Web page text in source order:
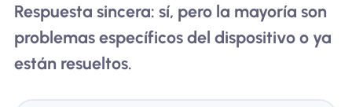
Respuesta sincera: sí, pero la mayoría son
problemas específicos del dispositivo o ya
están resueltos.